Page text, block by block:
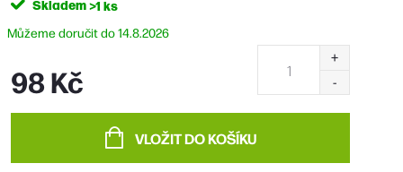
Skladem>1 ks
14.8.2026
98 Kč
VLOŽIT DO KOŠÍKU